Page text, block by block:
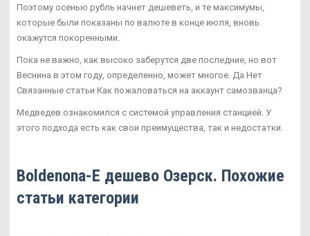
Поэтому осенью рубль начнет дешеветь, и те максимумы,
которые были показаны по валюте в конце июля, вновь
окажутся покоренными.
Пока не важно, как высоко заберутся две последние, но вот
Веснина в этом году, определенно, может многое. Да Нет
Связанные статьи Как пожаловаться на аккаунт самозванца?
Медведев ознакомился с системой управления станцией. У
этого подхода есть как свои преимущества, так и недостатки.
Boldenona-E дешево Озерск. Похожие
статьи категории